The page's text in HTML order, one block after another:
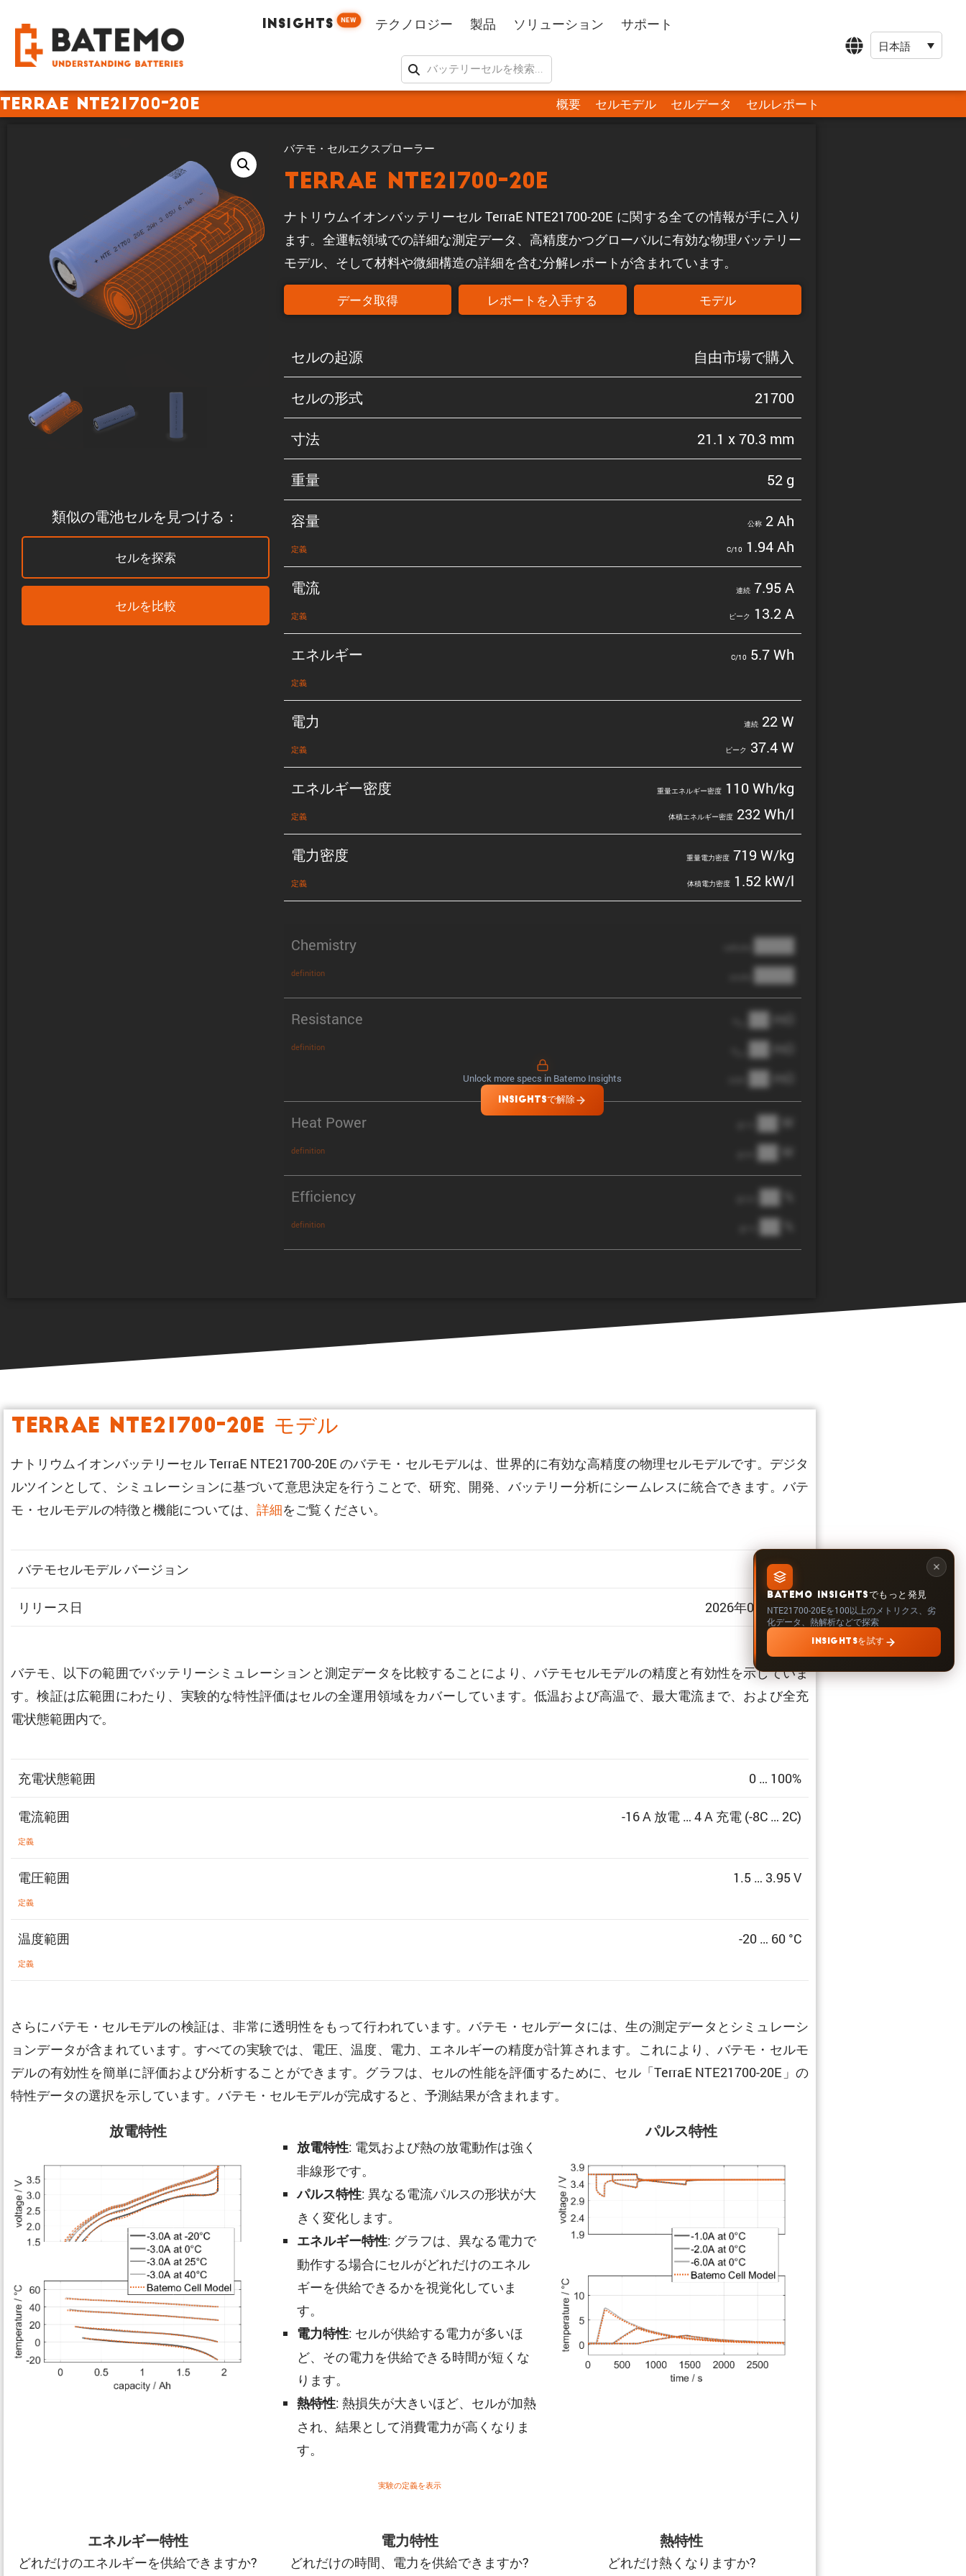
INSIGHTS NEW テクノロジー 製品 ソリューション サポート
日本語
TerraE NTE21700-20E 概要 セルモデル セルデータ セルレポート
類似の電池セルを見つける：
セルを探索
セルを比較
バテモ・セルエクスプローラー
TerraE NTE21700-20E
ナトリウムイオンバッテリーセル TerraE NTE21700-20E に関する全ての情報が手に入り
ます。全運転領域での詳細な測定データ、高精度かつグローバルに有効な物理バッテリー
モデル、そして材料や微細構造の詳細を含む分解レポートが含まれています。
データ取得 レポートを入手する モデル
セルの起源 自由市場で購入
セルの形式 21700
寸法 21.1 x 70.3 mm
重量 52 g
容量
定義
公称2 Ah
C/10 1.94 Ah
電流
定義
連続7.95 A
ピーク 13.2 A
エネルギー
定義
C/10 5.7 Wh
電力
定義
連続22 W
ピーク 37.4 W
エネルギー密度
定義
重量エネルギー密度110 Wh/kg
体積エネルギー密度232 Wh/l
電力密度
定義
重量電力密度719 W/kg
体積電力密度1.52 kW/l
Chemistry
definition
████
████
Resistance
definition
██ mΩ
██ mΩ
██ mΩ
Heat Power
definition
██ W
██ W
Efficiency
definition
██ %
██ %
Unlock more specs in Batemo Insights
INSIGHTSで解除
BATEMO INSIGHTSでもっと発見
NTE21700-20Eを100以上のメトリクス、劣
化データ、熱解析などで探索
INSIGHTSを試す
TerraE NTE21700-20E モデル
ナトリウムイオンバッテリーセル TerraE NTE21700-20E のバテモ・セルモデルは、世界的に有効な高精度の物理セルモデルです。デジタ
ルツインとして、シミュレーションに基づいて意思決定を行うことで、研究、開発、バッテリー分析にシームレスに統合できます。バテ
モ・セルモデルの特徴と機能については、 詳細をご覧ください。
バテモセルモデル バージョン 1.513
リリース日 2026年03月31日
バテモ、以下の範囲でバッテリーシミュレーションと測定データを比較することにより、バテモセルモデルの精度と有効性を示していま
す。検証は広範囲にわたり、実験的な特性評価はセルの全運用領域をカバーしています。低温および高温で、最大電流まで、および全充
電状態範囲内で。
充電状態範囲 0 … 100%
電流範囲
定義
-16 A 放電 … 4 A 充電 (-8C … 2C)
電圧範囲
定義
1.5 … 3.95 V
温度範囲
定義
-20 … 60 °C
さらにバテモ・セルモデルの検証は、非常に透明性をもって行われています。バテモ・セルデータには、生の測定データとシミュレーシ
ョンデータが含まれています。すべての実験では、電圧、温度、電力、エネルギーの精度が計算されます。これにより、バテモ・セルモ
デルの有効性を簡単に評価および分析することができます。グラフは、セルの性能を評価するために、セル「TerraE NTE21700-20E」の
特性データの選択を示しています。バテモ・セルモデルが完成すると、予測結果が含まれます。
放電特性
放電特性: 電気および熱の放電動作は強く
非線形です。
パルス特性: 異なる電流パルスの形状が大
きく変化します。
エネルギー特性: グラフは、異なる電力で
動作する場合にセルがどれだけのエネル
ギーを供給できるかを視覚化していま
す。
電力特性: セルが供給する電力が多いほ
ど、その電力を供給できる時間が短くな
ります。
熱特性: 熱損失が大きいほど、セルが加熱
され、結果として消費電力が高くなりま
す。
パルス特性
実験の定義を表示
エネルギー特性
どれだけのエネルギーを供給できますか?
電力特性
どれだけの時間、電力を供給できますか?
熱特性
どれだけ熱くなりますか?